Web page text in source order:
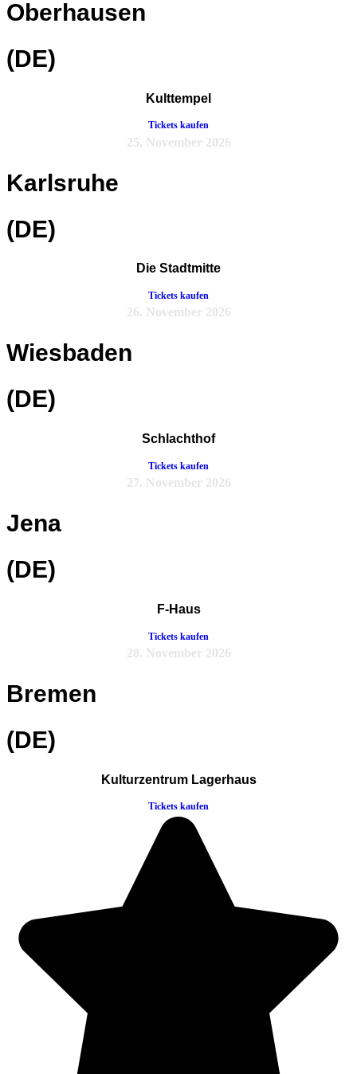
Oberhausen
(DE)
Kulttempel
Tickets kaufen
25. November 2026
Karlsruhe
(DE)
Die Stadtmitte
Tickets kaufen
26. November 2026
Wiesbaden
(DE)
Schlachthof
Tickets kaufen
27. November 2026
Jena
(DE)
F-Haus
Tickets kaufen
28. November 2026
Bremen
(DE)
Kulturzentrum Lagerhaus
Tickets kaufen